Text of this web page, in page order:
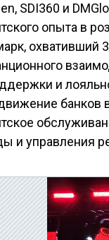
SDI360 и
опыта в
охвативший
и
банков
и управления